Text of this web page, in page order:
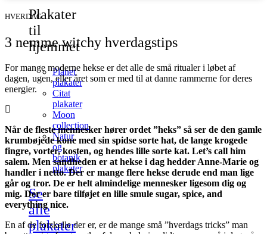
Plakater
til
hjemmet
Planet
plakater
Citat
plakater
Moon
collection
Natur
og
botanik
plakater
Se
alle
plakater
HVERDAG
3 nemme witchy hverdagstips
For mange moderne hekse er det alle de små ritualer i løbet af
dagen, ugen, eller året som er med til at danne rammerne for deres
energier.
Når de fleste mennesker hører ordet ”heks” så ser de den gamle
krumbøjede kone med sin spidse sorte hat, de lange krogede
fingre, vorter, kosten, og hendes lille sorte kat. Let’s call him
salem. Men sandheden er at hekse i dag hedder Anne-Marie og
handler i netto. Der er mange flere hekse derude end man lige
går og tror. De er helt almindelige mennesker ligesom dig og
mig. Der er bare tilføjet en lille smule sugar, spice, and
everything nice.
En af de forskelle der er, er de mange små ”hverdags tricks” man